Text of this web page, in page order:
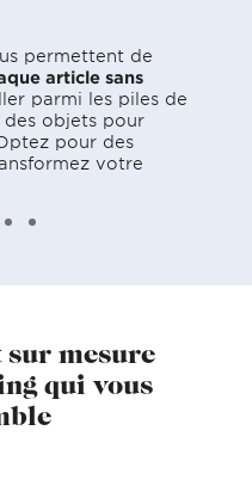
permettent de
article sans
parmi les piles de
objets pour
pour des
votre
sur mesure
qui vous